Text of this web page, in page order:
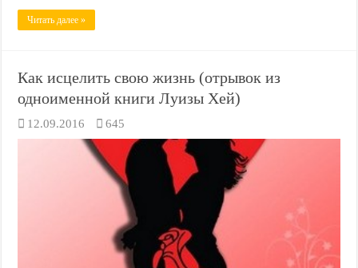
Читать далее »
Как исцелить свою жизнь (отрывок из
одноименной книги Луизы Хей)
12.09.2016 645